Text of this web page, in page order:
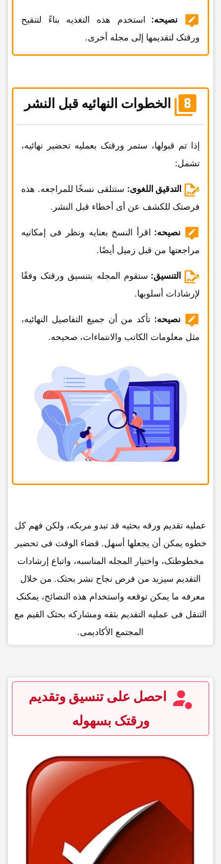
نصیحه: استخدم هذه التغذیه بناءً لتنقیح
ورقتک لتقدیمها إلى مجله أخرى.
الخطوات النهائیه قبل النشر
إذا تم قبولها، ستمر ورقتک بعملیه تحضیر نهائیه،
تشمل:
التدقیق اللغوی: ستتلقى نسخًا للمراجعه. هذه
فرصتک للکشف عن أی أخطاء قبل النشر.
نصیحه: اقرأ النسخ بعنایه ونظر فی إمکانیه
مراجعتها من قبل زمیل أیضًا.
التنسیق: ستقوم المجله بتنسیق ورقتک وفقًا
لإرشادات أسلوبها.
نصیحه: تأکد من أن جمیع التفاصیل النهائیه،
مثل معلومات الکاتب والانتماءات، صحیحه.
عملیه تقدیم ورقه بحثیه قد تبدو مربکه، ولکن فهم کل
خطوه یمکن أن یجعلها أسهل. قضاء الوقت فی تحضیر
مخطوطتک، واختیار المجله المناسبه، واتباع إرشادات
التقدیم سیزید من فرص نجاح نشر بحثک. من خلال
معرفه ما یمکن توقعه واستخدام هذه النصائح، یمکنک
التنقل فی عملیه التقدیم بثقه ومشارکه بحثک القیم مع
المجتمع الأکادیمی.
احصل على تنسیق وتقدیم
ورقتک بسهوله